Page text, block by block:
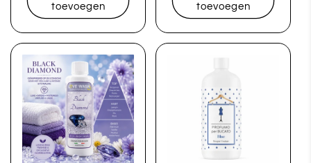
toevoegen
toevoegen